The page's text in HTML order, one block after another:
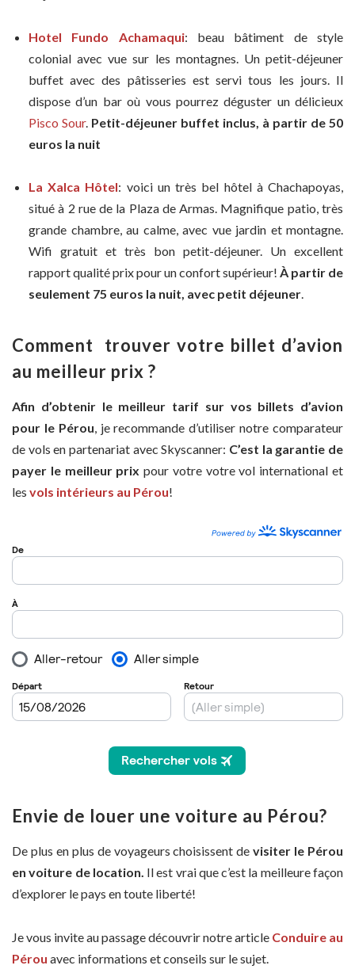
Hotel Fundo Achamaqui: beau bâtiment de style
colonial avec vue sur les montagnes. Un petit-déjeuner
buffet avec des pâtisseries est servi tous les jours. Il
dispose d’un bar où vous pourrez déguster un délicieux
Pisco Sour. Petit-déjeuner buffet inclus, à partir de 50
euros la nuit
La Xalca Hôtel: voici un très bel hôtel à Chachapoyas,
situé à 2 rue de la Plaza de Armas. Magnifique patio, très
grande chambre, au calme, avec vue jardin et montagne.
Wifi gratuit et très bon petit-déjeuner. Un excellent
rapport qualité prix pour un confort supérieur! À partir de
seulement 75 euros la nuit, avec petit déjeuner.
Comment trouver votre billet d’avion
au meilleur prix ?
Afin d’obtenir le meilleur tarif sur vos billets d’avion
pour le Pérou, je recommande d’utiliser notre comparateur
de vols en partenariat avec Skyscanner: C’est la garantie de
payer le meilleur prix pour votre votre vol international et
les vols intérieurs au Pérou!
Envie de louer une voiture au Pérou?
De plus en plus de voyageurs choisissent devisiter le Pérou
en voiture de location. Il est vrai que c’est la meilleure façon
d’explorer le pays en toute liberté!
Je vous invite au passage découvrir notre article Conduire au
Pérou avec informations et conseils sur le sujet.